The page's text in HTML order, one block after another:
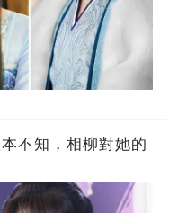
不知，相柳對她的